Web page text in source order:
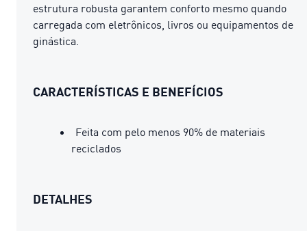
estrutura robusta garantem conforto mesmo quando
carregada com eletrônicos, livros ou equipamentos de
ginástica.
CARACTERÍSTICAS E BENEFÍCIOS
Feita com pelo menos 90% de materiais
reciclados
DETALHES